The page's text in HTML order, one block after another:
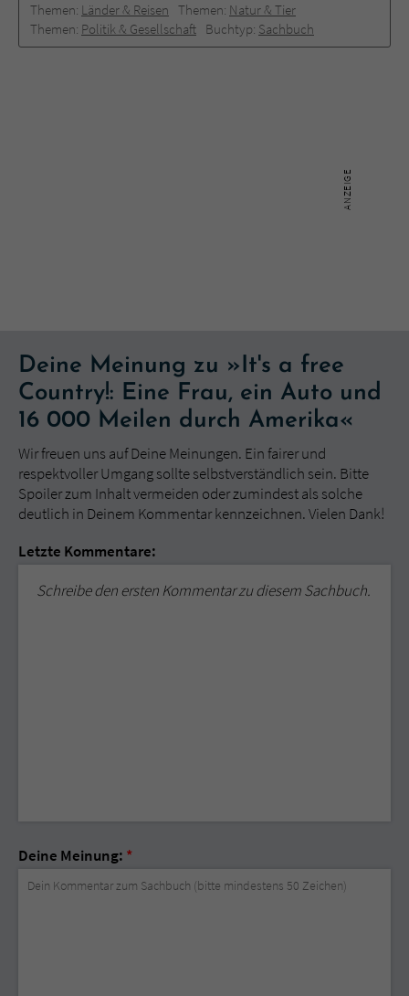
Themen: Länder & Reisen Themen: Natur & Tier
Themen: Politik & Gesellschaft Buchtyp: Sachbuch
Deine Meinung zu »It's a free
Country!: Eine Frau, ein Auto und
16 000 Meilen durch Amerika«
Wir freuen uns auf Deine Meinungen. Ein fairer und
respektvoller Umgang sollte selbstverständlich sein. Bitte
Spoiler zum Inhalt vermeiden oder zumindest als solche
deutlich in Deinem Kommentar kennzeichnen. Vielen Dank!
Letzte Kommentare:
Schreibe den ersten Kommentar zu diesem Sachbuch.
Deine Meinung: *